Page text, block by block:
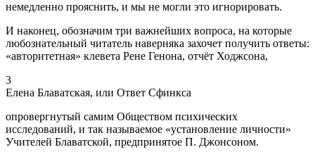
немедленно прояснить, и мы не могли это игнорировать.
И наконец, обозначим три важнейших вопроса, на которые
любознательный читатель наверняка захочет получить ответы:
«авторитетная» клевета Рене Генона, отчёт Ходжсона,
3
Елена Блаватская, или Ответ Сфинкса
опровергнутый самим Обществом психических
исследований, и так называемое «установление личности»
Учителей Блаватской, предпринятое П. Джонсоном.